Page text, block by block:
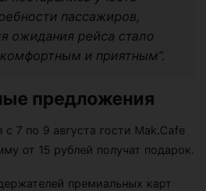
пассажиров,
ожидания рейса стало
и приятным”.
предложения
7 по 9 августа гости Mak.Cafe
от 15 рублей получат подарок.
премиальных карт